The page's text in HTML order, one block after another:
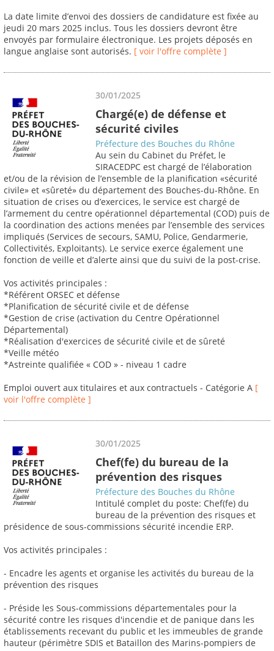
La date limite d’envoi des dossiers de candidature est fixée au
jeudi 20 mars 2025 inclus. Tous les dossiers devront être
envoyés par formulaire électronique. Les projets déposés en
langue anglaise sont autorisés. [ voir l'offre complète ]
30/01/2025
Chargé(e) de défense et
sécurité civiles
Préfecture des Bouches du Rhône
Au sein du Cabinet du Préfet, le
SIRACEDPC est chargé de l’élaboration
et/ou de la révision de l’ensemble de la planification «sécurité
civile» et «sûreté» du département des Bouches-du-Rhône. En
situation de crises ou d’exercices, le service est chargé de
l’armement du centre opérationnel départemental (COD) puis de
la coordination des actions menées par l’ensemble des services
impliqués (Services de secours, SAMU, Police, Gendarmerie,
Collectivités, Exploitants). Le service exerce également une
fonction de veille et d’alerte ainsi que du suivi de la post-crise.
Vos activités principales :
*Référent ORSEC et défense
*Planification de sécurité civile et de défense
*Gestion de crise (activation du Centre Opérationnel
Départemental)
*Réalisation d'exercices de sécurité civile et de sûreté
*Veille météo
*Astreinte qualifiée « COD » - niveau 1 cadre
Emploi ouvert aux titulaires et aux contractuels - Catégorie A [
voir l'offre complète ]
30/01/2025
Chef(fe) du bureau de la
prévention des risques
Préfecture des Bouches du Rhône
Intitulé complet du poste: Chef(fe) du
bureau de la prévention des risques et
présidence de sous-commissions sécurité incendie ERP.
Vos activités principales :
- Encadre les agents et organise les activités du bureau de la
prévention des risques
- Préside les Sous-commissions départementales pour la
sécurité contre les risques d'incendie et de panique dans les
établissements recevant du public et les immeubles de grande
hauteur (périmètre SDIS et Bataillon des Marins-pompiers de